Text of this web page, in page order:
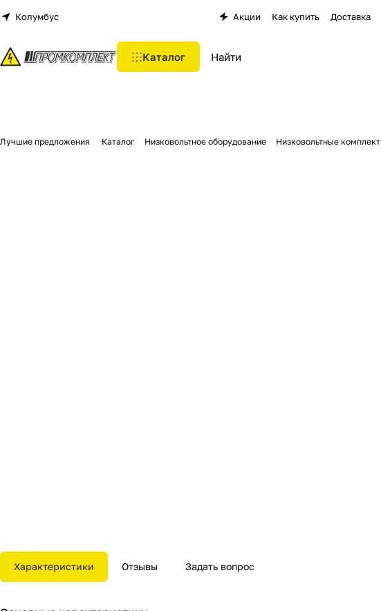
Колумбус Акции Как купить Доставка
Каталог
Лучшие предложения Каталог Низковольтное оборудование Низковольтные
Характеристики Отзывы Задать вопрос